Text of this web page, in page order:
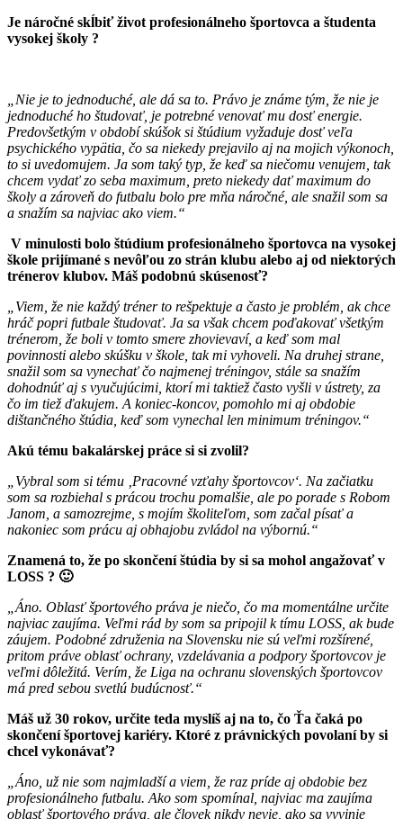
Je náročné skĺbiť život profesionálneho športovca a študenta
vysokej školy ?
„Nie je to jednoduché, ale dá sa to. Právo je známe tým, že nie je
jednoduché ho študovať, je potrebné venovať mu dosť energie.
Predovšetkým v období skúšok si štúdium vyžaduje dosť veľa
psychického vypätia, čo sa niekedy prejavilo aj na mojich výkonoch,
to si uvedomujem. Ja som taký typ, že keď sa niečomu venujem, tak
chcem vydať zo seba maximum, preto niekedy dať maximum do
školy a zároveň do futbalu bolo pre mňa náročné, ale snažil som sa
a snažím sa najviac ako viem.“
V minulosti bolo štúdium profesionálneho športovca na vysokej
škole prijímané s nevôľou zo strán klubu alebo aj od niektorých
trénerov klubov. Máš podobnú skúsenosť?
„Viem, že nie každý tréner to rešpektuje a často je problém, ak chce
hráč popri futbale študovať. Ja sa však chcem poďakovať všetkým
trénerom, že boli v tomto smere zhovievaví, a keď som mal
povinnosti alebo skúšku v škole, tak mi vyhoveli. Na druhej strane,
snažil som sa vynechať čo najmenej tréningov, stále sa snažím
dohodnúť aj s vyučujúcimi, ktorí mi taktiež často vyšli v ústrety, za
čo im tiež ďakujem. A koniec-koncov, pomohlo mi aj obdobie
dištančného štúdia, keď som vynechal len minimum tréningov.“
Akú tému bakalárskej práce si si zvolil?
„Vybral som si tému ‚Pracovné vzťahy športovcov‘. Na začiatku
som sa rozbiehal s prácou trochu pomalšie, ale po porade s Robom
Janom, a samozrejme, s mojím školiteľom, som začal písať a
nakoniec som prácu aj obhajobu zvládol na výbornú.“
Znamená to, že po skončení štúdia by si sa mohol angažovať v
LOSS ? 🙂
„Áno. Oblasť športového práva je niečo, čo ma momentálne určite
najviac zaujíma. Veľmi rád by som sa pripojil k tímu LOSS, ak bude
záujem. Podobné združenia na Slovensku nie sú veľmi rozšírené,
pritom práve oblasť ochrany, vzdelávania a podpory športovcov je
veľmi dôležitá. Verím, že Liga na ochranu slovenských športovcov
má pred sebou svetlú budúcnosť.“
Máš už 30 rokov, určite teda myslíš aj na to, čo Ťa čaká po
skončení športovej kariéry. Ktoré z právnických povolaní by si
chcel vykonávať?
„Áno, už nie som najmladší a viem, že raz príde aj obdobie bez
profesionálneho futbalu. Ako som spomínal, najviac ma zaujíma
oblasť športového práva, ale človek nikdy nevie, ako sa vyvinie